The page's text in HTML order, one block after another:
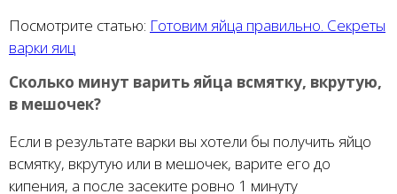
Посмотрите статью: Готовим яйца правильно. Секреты
варки яиц
Сколько минут варить яйца всмятку, вкрутую,
в мешочек?
Если в результате варки вы хотели бы получить яйцо
всмятку, вкрутую или в мешочек, варите его до
кипения, а после засеките ровно 1 минуту